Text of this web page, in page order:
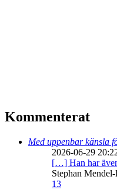
Kommenterat
Med uppenbar känsla
2026-06-29
[…] Han har
Stephan
13